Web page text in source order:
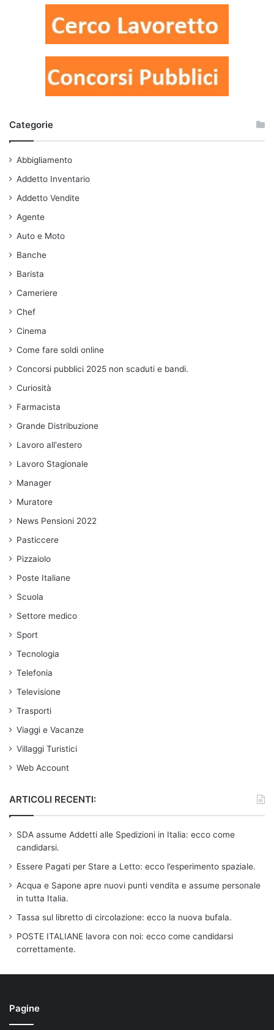
Categorie
Abbigliamento
Addetto Inventario
Addetto Vendite
Agente
Auto e Moto
Banche
Barista
Cameriere
Chef
Cinema
Come fare soldi online
Concorsi pubblici 2025 non scaduti e bandi.
Curiosità
Farmacista
Grande Distribuzione
Lavoro all'estero
Lavoro Stagionale
Manager
Muratore
News Pensioni 2022
Pasticcere
Pizzaiolo
Poste Italiane
Scuola
Settore medico
Sport
Tecnologia
Telefonia
Televisione
Trasporti
Viaggi e Vacanze
Villaggi Turistici
Web Account
ARTICOLI RECENTI:
SDA assume Addetti alle Spedizioni in Italia: ecco come
candidarsi.
Essere Pagati per Stare a Letto: ecco l’esperimento spaziale.
Acqua e Sapone apre nuovi punti vendita e assume personale
in tutta Italia.
Tassa sul libretto di circolazione: ecco la nuova bufala.
POSTE ITALIANE lavora con noi: ecco come candidarsi
correttamente.
Pagine